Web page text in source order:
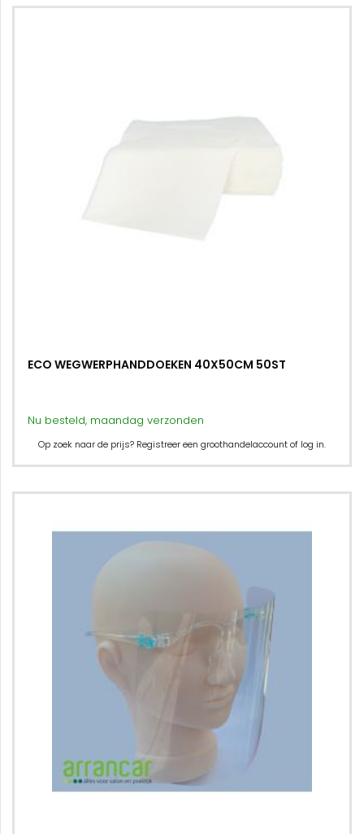
ECO WEGWERPHANDDOEKEN 40X50CM 50ST
Nu besteld, maandag verzonden
Op zoek naar de prijs? Registreer een groothandelaccount of log in.